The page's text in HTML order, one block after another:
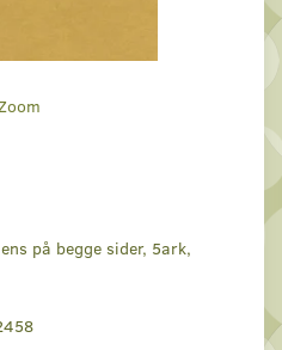
på begge sider, 5ark,